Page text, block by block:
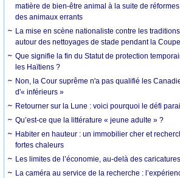
matière de bien-être animal à la suite de
des animaux errants
La mise en scène nationaliste contre les
autour des nettoyages de stade pendant la
Que signifie la fin du Statut de protection
les Haïtiens ?
Non, la Cour suprême n'a pas qualifié les
d'« inférieurs »
Retourner sur la Lune : voici pourquoi le défi
Qu’est-ce que la littérature « jeune adulte » ?
Habiter en hauteur : un immobilier cher et
fortes chaleurs
Les limites de l’économie, au-delà des caricatures
La caméra au service de la recherche :